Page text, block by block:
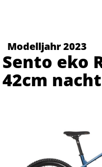
Modelljahr 2023
Sento eko
42cm